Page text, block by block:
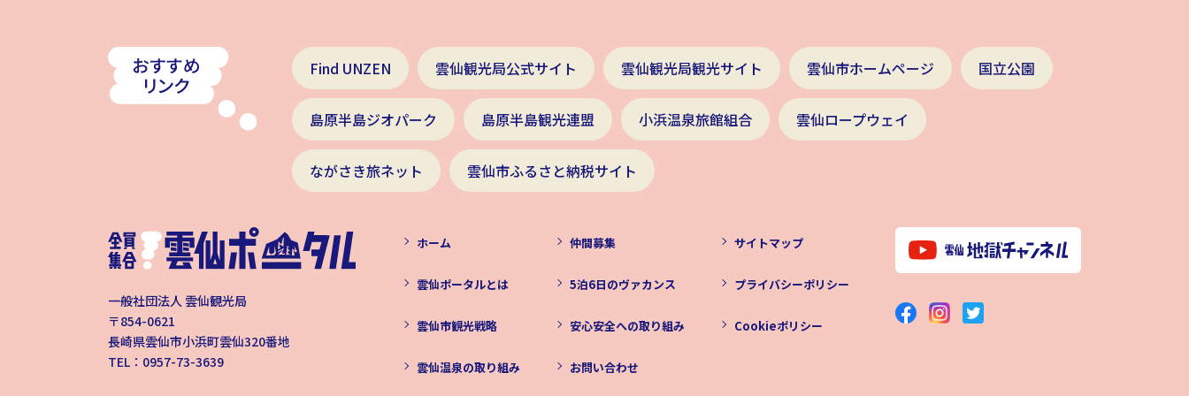
Find UNZEN 雲仙観光局公式サイト 雲仙観光局観光サイト 雲仙市ホームページ 国立公園
島原半島ジオパーク 島原半島観光連盟 小浜温泉旅館組合 雲仙ロープウェイ
ながさき旅ネット 雲仙市ふるさと納税サイト
一般社団法人 雲仙観光局
〒854-0621
長崎県雲仙市小浜町雲仙320番地
TEL：0957-73-3639
ホーム
雲仙ポータルとは
雲仙市観光戦略
雲仙温泉の取り組み
仲間募集
5泊6日のヴァカンス
安心安全への取り組み
お問い合わせ
サイトマップ
プライバシーポリシー
Cookieポリシー